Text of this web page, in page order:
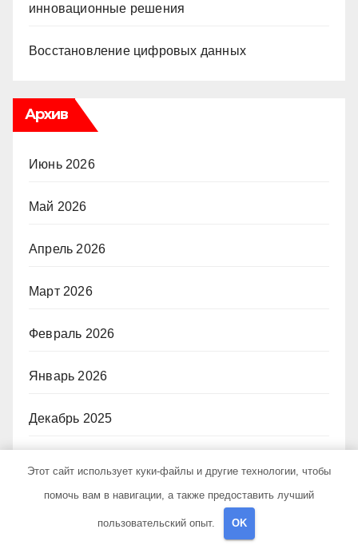
инновационные решения
Восстановление цифровых данных
Архив
Июнь 2026
Май 2026
Апрель 2026
Март 2026
Февраль 2026
Январь 2026
Декабрь 2025
Октябрь 2025
Этот сайт использует куки-файлы и другие технологии, чтобы
помочь вам в навигации, а также предоставить лучший
пользовательский опыт. OK